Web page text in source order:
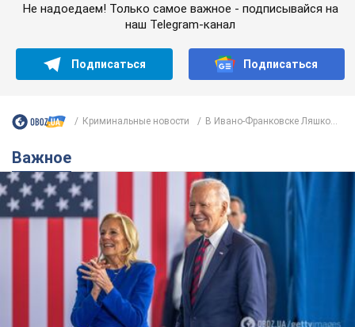
Не надоедаем! Только самое важное - подписывайся на
наш Telegram-канал
Подписаться Подписаться
Криминальные новости В Ивано-Франковске Ляшко...
Важное